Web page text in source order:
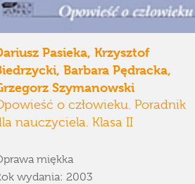
Pasieka, Krzysztof
Barbara Pędracka,
Szymanowski
o człowieku. Poradnik
nauczyciela. Klasa II
miękka
wydania: 2003